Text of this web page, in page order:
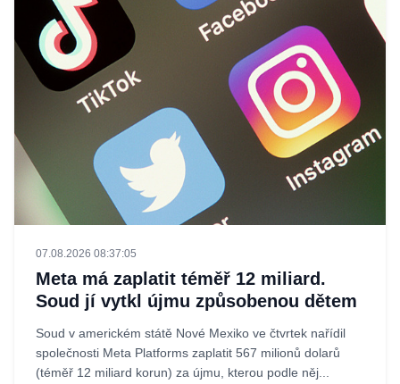
07.08.2026 08:37:05
Meta má zaplatit téměř 12 miliard.
Soud jí vytkl újmu způsobenou dětem
Soud v americkém státě Nové Mexiko ve čtvrtek nařídil
společnosti Meta Platforms zaplatit 567 milionů dolarů
(téměř 12 miliard korun) za újmu, kterou podle něj...